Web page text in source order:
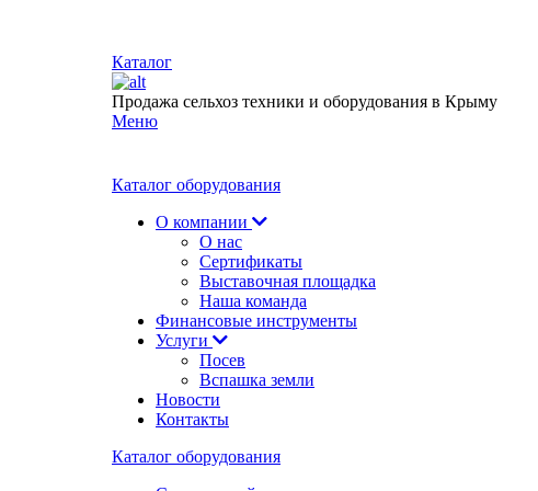
Каталог
Продажа сельхоз техники и оборудования в Крыму
Меню
Каталог оборудования
О компании
О нас
Сертификаты
Выставочная площадка
Наша команда
Финансовые инструменты
Услуги
Посев
Вспашка земли
Новости
Контакты
Каталог оборудования